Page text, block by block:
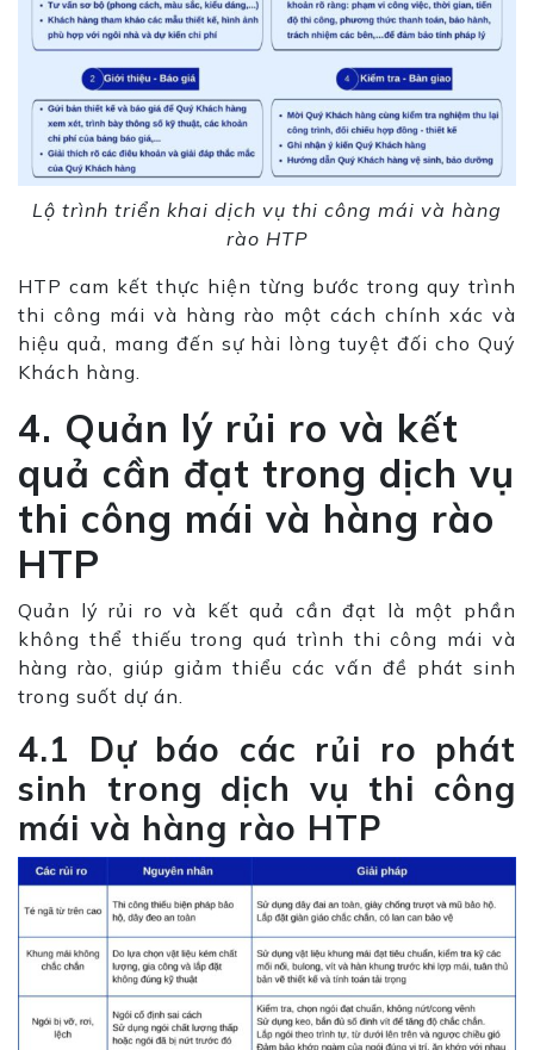
Lộ trình triển khai dịch vụ thi công mái và hàng
rào HTP
HTP cam kết thực hiện từng bước trong quy trình
thi công mái và hàng rào một cách chính xác và
hiệu quả, mang đến sự hài lòng tuyệt đối cho Quý
Khách hàng.
4. Quản lý rủi ro và kết
quả cần đạt trong dịch vụ
thi công mái và hàng rào
HTP
Quản lý rủi ro và kết quả cần đạt là một phần
không thể thiếu trong quá trình thi công mái và
hàng rào, giúp giảm thiểu các vấn đề phát sinh
trong suốt dự án.
4.1 Dự báo các rủi ro phát
sinh trong dịch vụ thi công
mái và hàng rào HTP